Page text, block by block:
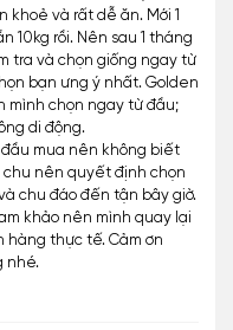
khoẻ và rất dễ ăn. Mới 1
10kg rồi. Nên sau 1 tháng
tra và chọn giống ngay từ
bạn ưng ý nhất. Golden
mình chọn ngay từ đầu;
di động.
đầu mua nên không biết
chu nên quyết định chọn
chu đáo đến tận bây giờ.
khảo nên mình quay lại
hàng thực tế. Cảm ơn
nhé.